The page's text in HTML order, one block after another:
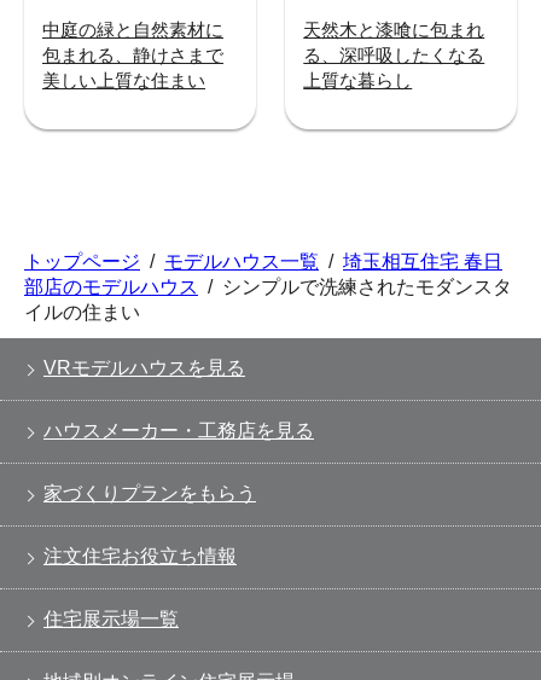
中庭の緑と自然素材に
包まれる、静けさまで
美しい上質な住まい
天然木と漆喰に包まれ
る、深呼吸したくなる
上質な暮らし
トップページ / モデルハウス一覧 / 埼玉相互住宅 春日
部店のモデルハウス / シンプルで洗練されたモダンスタ
イルの住まい
VRモデルハウスを見る
ハウスメーカー・工務店を見る
家づくりプランをもらう
注文住宅お役立ち情報
住宅展示場一覧